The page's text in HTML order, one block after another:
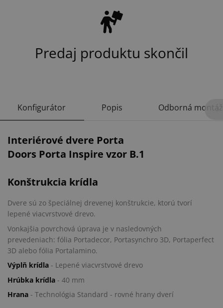
Predaj produktu skončil
Konfigurátor Popis Odborná montáž
Interiérové dvere Porta
Doors Porta Inspire vzor B.1
Konštrukcia krídla
Dvere sú zo špeciálnej drevenej konštrukcie, ktorú tvorí
lepené viacvrstvové drevo.
Vonkajšia povrchová úprava je v nasledovných
prevedeniach: fólia Portadecor, Portasynchro 3D, Portaperfect
3D alebo fólia Portalamino.
Výplň krídla - Lepené viacvrstvové drevo
Hrúbka krídla - 40 mm
Hrana - Technológia Standard - rovné hrany dverí